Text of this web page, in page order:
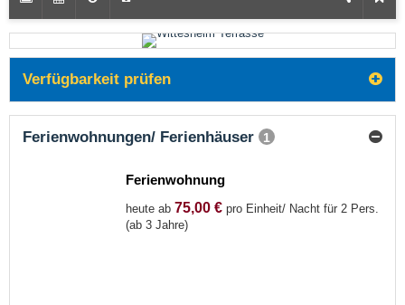
Verfügbarkeit prüfen
Ferienwohnungen/ Ferienhäuser 1
Ferienwohnung
heute ab 75,00 € pro Einheit/ Nacht für 2 Pers.
(ab 3 Jahre)